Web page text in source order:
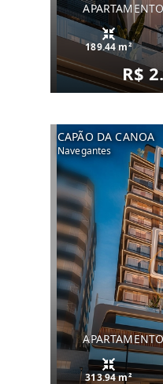
189.44 m²
R$
CAPÃO DA CANOA
Navegantes
313.94 m²